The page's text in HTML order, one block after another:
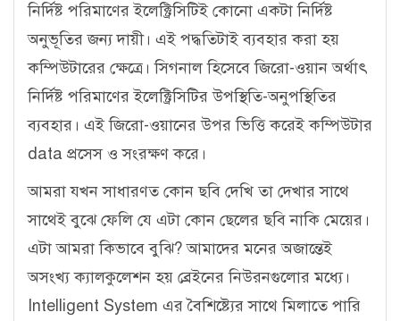
নির্দিষ্ট পরিমাণের ইলেক্ট্রিসিটিই কোনো একটা নির্দিষ্ট
অনুভূতির জন্য দায়ী। এই পদ্ধতিটাই ব্যবহার করা হয়
কম্পিউটারের ক্ষেত্রে। সিগনাল হিসেবে জিরো-ওয়ান অর্থাৎ
নির্দিষ্ট পরিমাণের ইলেক্ট্রিসিটির উপস্থিতি-অনুপস্থিতির
ব্যবহার। এই জিরো-ওয়ানের উপর ভিত্তি করেই কম্পিউটার
data প্রসেস ও সংরক্ষণ করে।
আমরা যখন সাধারণত কোন ছবি দেখি তা দেখার সাথে
সাথেই বুঝে ফেলি যে এটা কোন ছেলের ছবি নাকি মেয়ের।
এটা আমরা কিভাবে বুঝি? আমাদের মনের অজান্তেই
অসংখ্য ক্যালকুলেশন হয় ব্রেইনের নিউরনগুলোর মধ্যে।
Intelligent System এর বৈশিষ্ট্যের সাথে মিলাতে পারি